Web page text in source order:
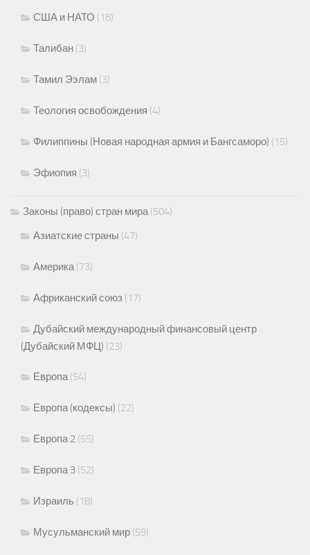
США и НАТО (18)
Талибан (3)
Тамил Ээлам (3)
Теология освобождения (4)
Филиппины (Новая народная армия и Бангсаморо) (15)
Эфиопия (3)
Законы (право) стран мира(504)
Азиатские страны (47)
Америка(73)
Африканский союз (17)
Дубайский международный финансовый центр
(Дубайский МФЦ) (23)
Европа(54)
Европа (кодексы) (22)
Европа 2 (55)
Европа 3 (52)
Израиль (18)
Мусульманский мир (59)